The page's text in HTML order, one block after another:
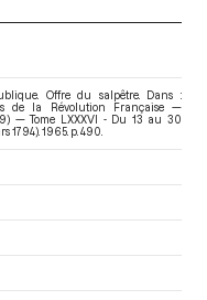
Offre du salpêtre. Dans :
de la Révolution Française —
— Tome LXXXVI - Du 13 au 30
1794) . 1965. p. 490.